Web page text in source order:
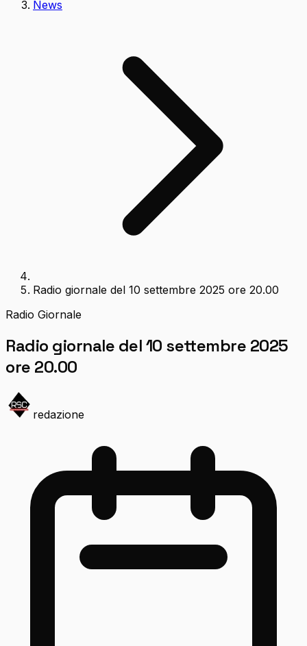
News
Radio giornale del 10 settembre 2025 ore 20.00
Radio Giornale
Radio giornale del 10 settembre 2025
ore 20.00
redazione